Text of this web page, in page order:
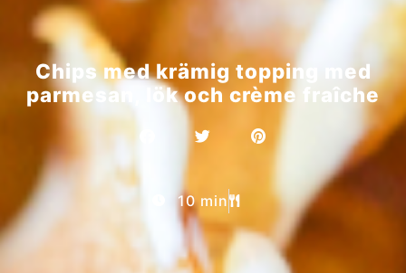
Chips med krämig topping med
parmesan, lök och crème fraîche
10 min